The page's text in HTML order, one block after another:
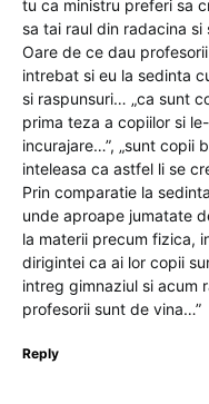
tu ca ministru preferi sa
sa tai raul din radacina
Oare de ce dau
intrebat si eu la sedinta
si raspunsuri… „ca sunt
prima teza a copiilor si
incurajare…”, „sunt copii
inteleasa ca astfel li se
Prin comparatie la
unde aproape jumatate
la materii precum fizica,
dirigintei ca ai lor copii
intreg gimnaziul si acum
profesorii sunt de vina…”
Reply